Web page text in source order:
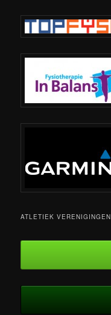
ATLETIEK VERENIGINGEN